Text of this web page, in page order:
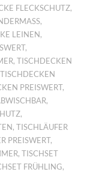
FLECKSCHUTZ,
,
LEINEN ,
,
,TISCHDECKEN
TISCHDECKEN
PREISWERT,
,
,
,TISCHLÄUFER
PREISWERT,
,TISCHSET
FRÜHLING,